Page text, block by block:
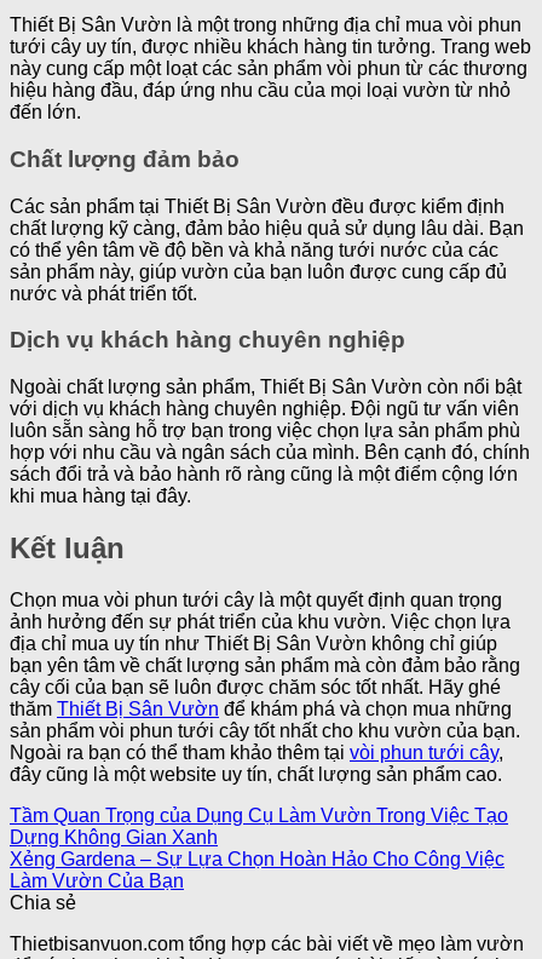
Thiết Bị Sân Vườn là một trong những địa chỉ mua vòi phun
tưới cây uy tín, được nhiều khách hàng tin tưởng. Trang web
này cung cấp một loạt các sản phẩm vòi phun từ các thương
hiệu hàng đầu, đáp ứng nhu cầu của mọi loại vườn từ nhỏ
đến lớn.
Chất lượng đảm bảo
Các sản phẩm tại Thiết Bị Sân Vườn đều được kiểm định
chất lượng kỹ càng, đảm bảo hiệu quả sử dụng lâu dài. Bạn
có thể yên tâm về độ bền và khả năng tưới nước của các
sản phẩm này, giúp vườn của bạn luôn được cung cấp đủ
nước và phát triển tốt.
Dịch vụ khách hàng chuyên nghiệp
Ngoài chất lượng sản phẩm, Thiết Bị Sân Vườn còn nổi bật
với dịch vụ khách hàng chuyên nghiệp. Đội ngũ tư vấn viên
luôn sẵn sàng hỗ trợ bạn trong việc chọn lựa sản phẩm phù
hợp với nhu cầu và ngân sách của mình. Bên cạnh đó, chính
sách đổi trả và bảo hành rõ ràng cũng là một điểm cộng lớn
khi mua hàng tại đây.
Kết luận
Chọn mua vòi phun tưới cây là một quyết định quan trọng
ảnh hưởng đến sự phát triển của khu vườn. Việc chọn lựa
địa chỉ mua uy tín như Thiết Bị Sân Vườn không chỉ giúp
bạn yên tâm về chất lượng sản phẩm mà còn đảm bảo rằng
cây cối của bạn sẽ luôn được chăm sóc tốt nhất. Hãy ghé
thăm Thiết Bị Sân Vườn để khám phá và chọn mua những
sản phẩm vòi phun tưới cây tốt nhất cho khu vườn của bạn.
Ngoài ra bạn có thể tham khảo thêm tại vòi phun tưới cây,
đây cũng là một website uy tín, chất lượng sản phẩm cao.
Tầm Quan Trọng của Dụng Cụ Làm Vườn Trong Việc Tạo
Dựng Không Gian Xanh
Xẻng Gardena – Sự Lựa Chọn Hoàn Hảo Cho Công Việc
Làm Vườn Của Bạn
Chia sẻ
Thietbisanvuon.com tổng hợp các bài viết về mẹo làm vườn